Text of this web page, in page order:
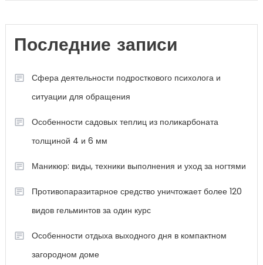
Последние записи
Сфера деятельности подросткового психолога и
ситуации для обращения
Особенности садовых теплиц из поликарбоната
толщиной 4 и 6 мм
Маникюр: виды, техники выполнения и уход за ногтями
Противопаразитарное средство уничтожает более 120
видов гельминтов за один курс
Особенности отдыха выходного дня в компактном
загородном доме